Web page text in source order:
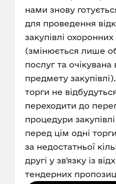
нами знову
для проведення
закупівлі
(змінюється лише
послуг та очікувана
предмету
торги не
переходити до
процедури
перед цім одні
за недостатньої
другі у зв'язку із
тендерних